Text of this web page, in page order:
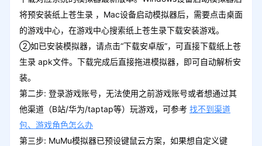
将预安装纸上苍生录 ，Mac设备启动模拟器后，需要点击桌面
的游戏中心，在游戏中心搜索纸上苍生录下载安装游戏。
②如已安装模拟器，请点击“下载安卓版”，可直接下载纸上苍
生录 apk文件。下载完成后直接拖进模拟器，即可自动解析安
装。
第二步: 登录游戏账号，无法使用之前游戏账号或者想通过其
他渠道（B站/华为/taptap等）玩游戏，可参考 找不到渠道
包、游戏角色怎么办
第三步: MuMu模拟器已预设键鼠云方案，如果想自定义键